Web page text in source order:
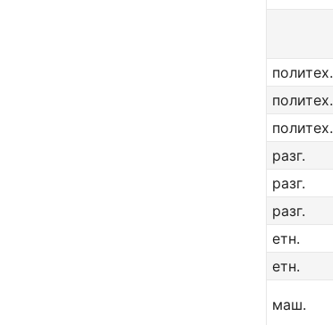
политех.
политех.
политех.
разг.
разг.
разг.
етн.
етн.
маш.